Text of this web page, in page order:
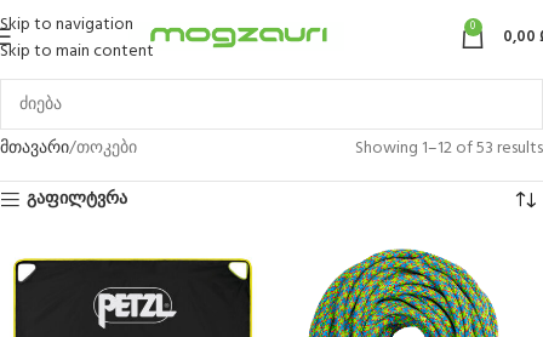
Skip to navigation
Skip to main content
0 0,00
მთავარი თოკები
Showing 1–12 of 53 results
გაფილტვრა